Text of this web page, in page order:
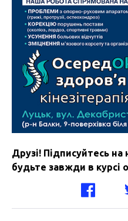
Друзі! Підписуйтесь на
будьте завжди в курсі